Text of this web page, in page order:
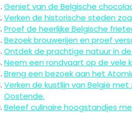
Geniet van de Belgische
Verken de historische steden
Proef de heerlijke Belgische
Bezoek brouwerijen en proef
Ontdek de prachtige natuur in
Neem een rondvaart op de vele
Breng een bezoek aan het
Verken de kustlijn van België
Oostende.
Beleef culinaire hoogstandjes